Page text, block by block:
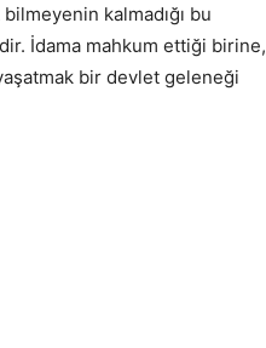
kalmadığı bu
İdama mahkum ettiği birine,
bir devlet geleneği